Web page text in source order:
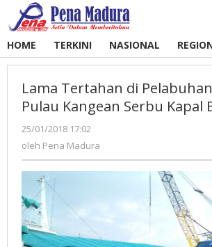
Lewati
ke
HOME TERKINI NASIONAL
Lama Tertahan di
Pulau Kangean Serbu Kapal
25/01/2018 17:02
Pena
oleh Pena Madura